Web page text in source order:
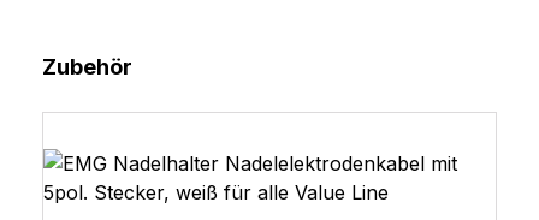
Produktgalerie überspringen
Zubehör